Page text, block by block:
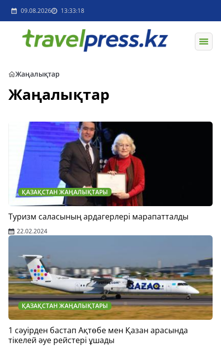
09.08.2026 13:33:18
Жаңалықтар
Жаңалықтар
ҚАЗАҚСТАН ЖАҢАЛЫҚТАРЫ
Туризм саласының ардагерлері марапатталды
22.02.2024
ҚАЗАҚСТАН ЖАҢАЛЫҚТАРЫ
1 сәуірден бастап Ақтөбе мен Қазан арасында
тікелей әуе рейстері ұшады